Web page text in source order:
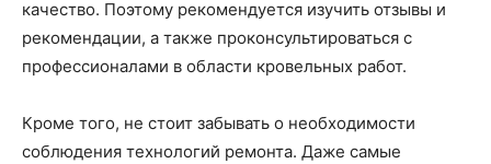
качество. Поэтому рекомендуется изучить отзывы и
рекомендации, а также проконсультироваться с
профессионалами в области кровельных работ.
Кроме того, не стоит забывать о необходимости
соблюдения технологий ремонта. Даже самые